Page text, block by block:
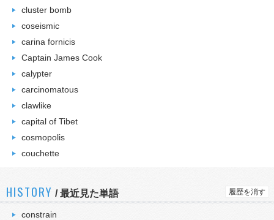
cluster bomb
coseismic
carina fornicis
Captain James Cook
calypter
carcinomatous
clawlike
capital of Tibet
cosmopolis
couchette
HISTORY /最近見た単語 履歴を消す
constrain